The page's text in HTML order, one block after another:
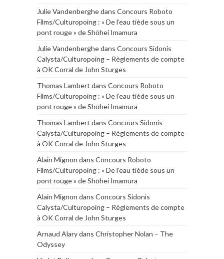
Julie Vandenberghedans Concours Roboto
Films/Culturopoing : « De l’eau tiède sous un
pont rouge » de Shōhei Imamura
Julie Vandenberghedans Concours Sidonis
Calysta/Culturopoing – Règlements de compte
à OK Corral de John Sturges
Thomas Lambert dans Concours Roboto
Films/Culturopoing : « De l’eau tiède sous un
pont rouge » de Shōhei Imamura
Thomas Lambert dans Concours Sidonis
Calysta/Culturopoing – Règlements de compte
à OK Corral de John Sturges
Alain Mignon dans Concours Roboto
Films/Culturopoing : « De l’eau tiède sous un
pont rouge » de Shōhei Imamura
Alain Mignon dans Concours Sidonis
Calysta/Culturopoing – Règlements de compte
à OK Corral de John Sturges
Arnaud Alarydans Christopher Nolan – The
Odyssey